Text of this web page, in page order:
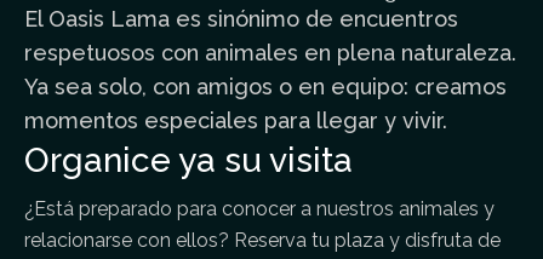
El Oasis Lama es sinónimo de encuentros
respetuosos con animales en plena naturaleza.
Ya sea solo, con amigos o en equipo: creamos
momentos especiales para llegar y vivir.
Organice ya su visita
¿Está preparado para conocer a nuestros animales y
relacionarse con ellos? Reserva tu plaza y disfruta de